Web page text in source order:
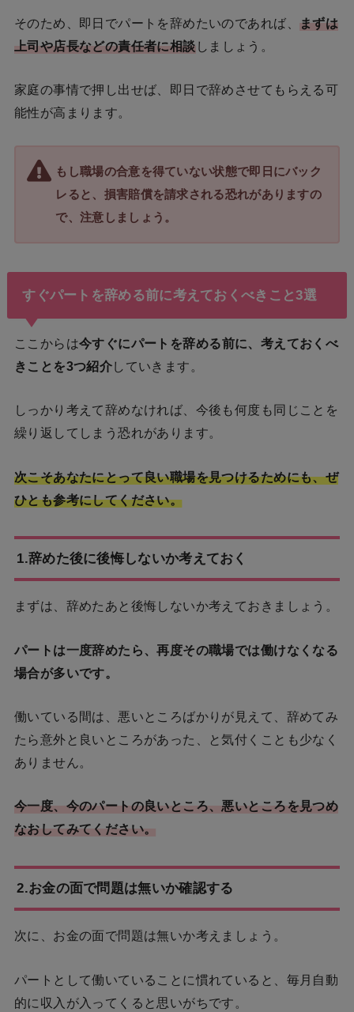
そのため、即日でパートを辞めたいのであれば、
まずは
上司や店長などの責任者に相談 しましょう。
家庭の事情で押し出せば、即日で辞めさせてもらえる可
能性が高まります。
もし職場の合意を得ていない状態で即日にバック
レると、損害賠償を請求される恐れがありますの
で、注意しましょう。
すぐパートを辞める前に考えておくべきこと3選
ここからは今すぐにパートを辞める前に、考えておくべ
きことを3つ紹介していきます。
しっかり考えて辞めなければ、今後も何度も同じことを
繰り返してしまう恐れがあります。
次こそあなたにとって良い職場を見つけるためにも、ぜ
ひとも参考にしてください。
1.辞めた後に後悔しないか考えておく
まずは、辞めたあと後悔しないか考えておきましょう。
パートは一度辞めたら、再度その職場では働けなくなる
場合が多いです。
働いている間は、悪いところばかりが見えて、辞めてみ
たら意外と良いところがあった、と気付くことも少なく
ありません。
今一度、今のパートの良いところ、悪いところを見つめ
なおしてみてください。
2.お金の面で問題は無いか確認する
次に、お金の面で問題は無いか考えましょう。
パートとして働いていることに慣れていると、毎月自動
的に収入が入ってくると思いがちです。